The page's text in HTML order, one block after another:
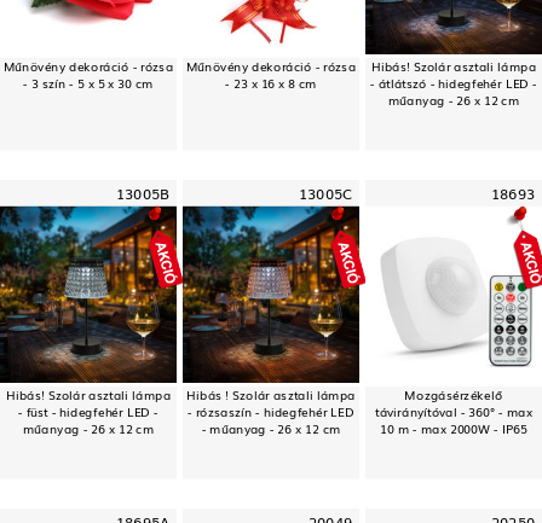
Műnövény dekoráció - rózsa
- 3 szín - 5 x 5 x 30 cm
Műnövény dekoráció - rózsa
- 23 x 16 x 8 cm
Hibás! Szolár asztali lámpa
- átlátszó - hidegfehér LED -
műanyag - 26 x 12 cm
13005B
Hibás! Szolár asztali lámpa
- füst - hidegfehér LED -
műanyag - 26 x 12 cm
13005C
Hibás ! Szolár asztali lámpa
- rózsaszín - hidegfehér LED
- műanyag - 26 x 12 cm
18693
Mozgásérzékelő
távirányítóval - 360° - max
10 m - max 2000W - IP65